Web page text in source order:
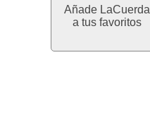
Añade LaCuerda
a tus favoritos